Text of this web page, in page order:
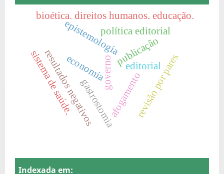
editorial
publicação
economiagoverno
epistemologia
revisão por pares
resultados negativos
política editorial
bioética. direitos humanos. educação.
gastrostomiaafogamento
sistema de saúde.
Indexada em: